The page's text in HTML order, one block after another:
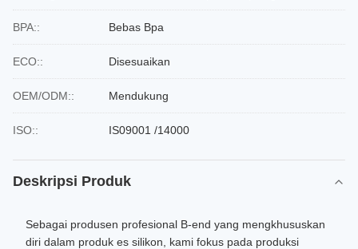
BPA:: Bebas Bpa
ECO:: Disesuaikan
OEM/ODM:: Mendukung
ISO:: IS09001 /14000
Deskripsi Produk
Sebagai produsen profesional B-end yang mengkhususkan
diri dalam produk es silikon, kami fokus pada produksi